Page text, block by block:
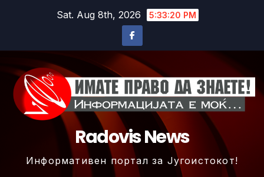
Sat. Aug 8th, 2026 5:33:23 PM
Radovis News
Информативен портал за Југоистокот!